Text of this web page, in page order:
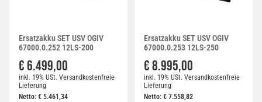
Ersatzakku SET USV OGIV
67000.0.252 12LS-200
€ 6.499,00
inkl. 19% USt. Versandkostenfreie
Lieferung
Netto: € 5.461,34
Ersatzakku SET USV OGIV
67000.0.253 12LS-250
€ 8.995,00
inkl. 19% USt. Versandkostenfreie
Lieferung
Netto: € 7.558,82